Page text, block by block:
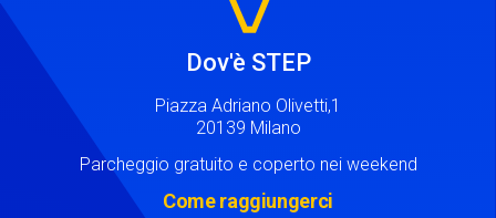
Dov'è STEP
Piazza Adriano Olivetti,1
20139 Milano
Parcheggio gratuito e coperto nei weekend
Come raggiungerci